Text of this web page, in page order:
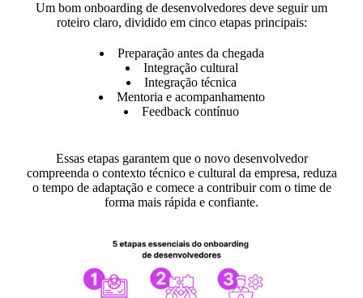
Um bom onboarding de desenvolvedores deve seguir um
roteiro claro, dividido em cinco etapas principais:
Preparação antes da chegada
Integração cultural
Integração técnica
Mentoria e acompanhamento
Feedback contínuo
Essas etapas garantem que o novo desenvolvedor
compreenda o contexto técnico e cultural da empresa, reduza
o tempo de adaptação e comece a contribuir com o time de
forma mais rápida e confiante.